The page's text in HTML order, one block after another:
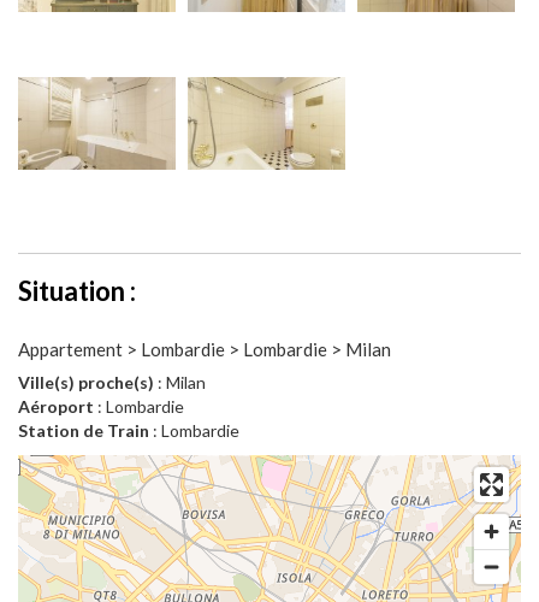
Situation :
Appartement > Lombardie > Lombardie > Milan
Ville(s) proche(s) : Milan
Aéroport : Lombardie
Station de Train : Lombardie